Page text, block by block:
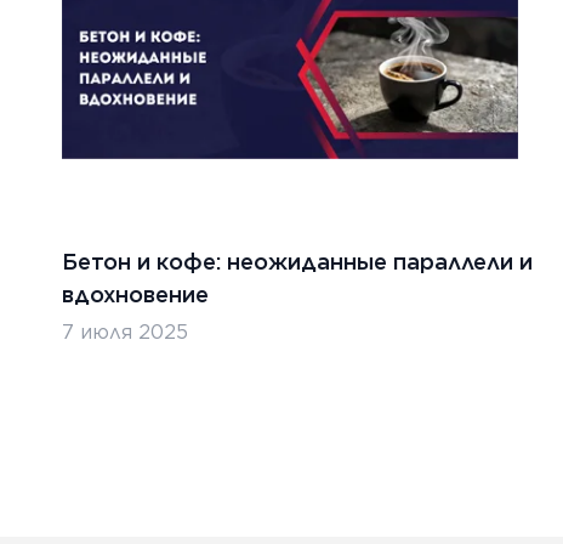
Бетон и кофе: неожиданные параллели и
вдохновение
7 июля 2025